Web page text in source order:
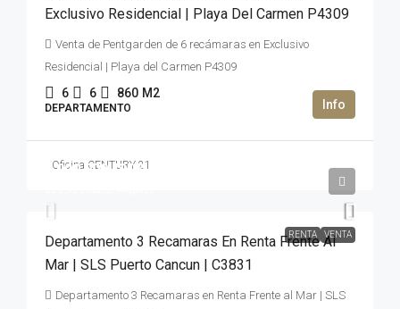
Exclusivo Residencial | Playa Del Carmen P4309
Venta de Pentgarden de 6 recámaras en Exclusivo
Residencial | Playa del Carmen P4309
6 6 860 M2
DEPARTAMENTO
Oficina CENTURY 21
RENTA VENTA
3,000,000USD$
Departamento 3 Recamaras En Renta Frente Al
Mar | SLS Puerto Cancun | C3831
Departamento 3 Recamaras en Renta Frente al Mar | SLS